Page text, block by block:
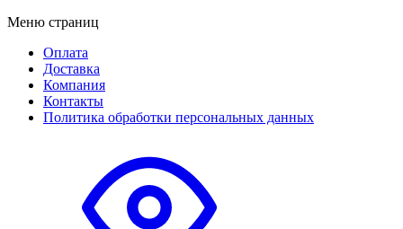
Меню страниц
Оплата
Доставка
Компания
Контакты
Политика обработки персональных данных